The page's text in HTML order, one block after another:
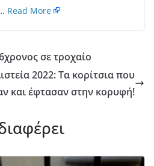
Read More
σε τροχαίο
2022: Τα κορίτσια που
και έφτασαν στην κορυφή!